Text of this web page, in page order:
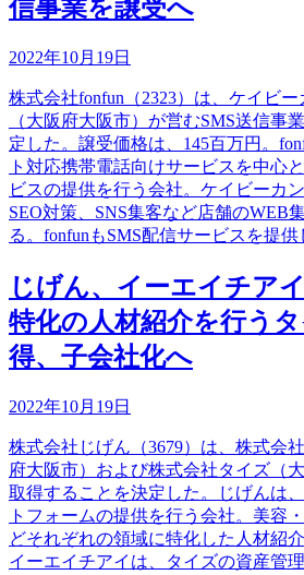
信事業を譲受へ
2022年10月19日
株式会社fonfun（2323）は、ケイビ
（大阪府大阪市）が営むSMS送信事
定した。譲受価格は、145百万円。
ト対応携帯電話向けサービスを中心
ビスの提供を行う会社。ケイビーカ
SEO対策、SNS集客など店舗のWEB
る。fonfunもSMS配信サービスを提供
じげん、イーエイチア
特化の人材紹介を行う
得、子会社化へ
2022年10月19日
株式会社じげん（3679）は、株式会
府大阪市）および株式会社タイズ（
取得することを決定した。じげんは
トフォームの提供を行う会社。美容
どそれぞれの領域に特化した人材紹
イーエイチアイは、タイズの資産管